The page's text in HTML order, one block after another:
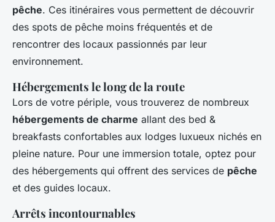
pêche. Ces itinéraires vous permettent de découvrir
des spots de pêche moins fréquentés et de
rencontrer des locaux passionnés par leur
environnement.
Hébergements le long de la route
Lors de votre périple, vous trouverez de nombreux
hébergements de charme allant des bed &
breakfasts confortables aux lodges luxueux nichés en
pleine nature. Pour une immersion totale, optez pour
des hébergements qui offrent des services de pêche
et des guides locaux.
Arrêts incontournables